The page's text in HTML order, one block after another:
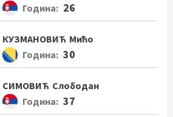
Година: 26
КУЗМАНОВИЋ Мићо
Година: 30
СИМОВИЋ Слободан
Година: 37